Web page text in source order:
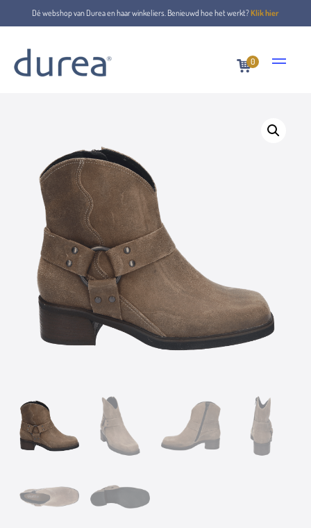
Dé webshop van Durea en haar winkeliers. Benieuwd hoe het werkt?Klik hier
0
Home Stiefeletten